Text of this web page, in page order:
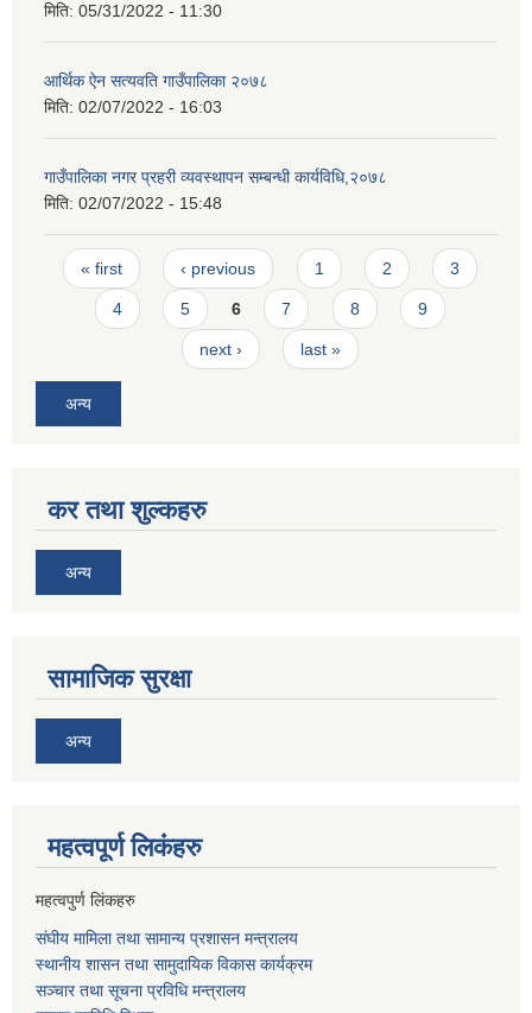
मिति: 05/31/2022 - 11:30
आर्थिक ऐन सत्यवति गाउँपालिका २०७८
मिति: 02/07/2022 - 16:03
गाउँपालिका नगर प्रहरी व्यवस्थापन सम्बन्धी कार्यविधि,२०७८
मिति: 02/07/2022 - 15:48
Pages
« first ‹ previous 1 2 3
4 5 6 7 8 9
next › last »
अन्य
कर तथा शुल्कहरु
अन्य
सामाजिक सुरक्षा
अन्य
महत्वपूर्ण लि‌कंंहरु
महत्वपुर्ण लिंकहरु
संघीय मामिला तथा सामान्य प्रशासन मन्त्रालय
स्थानीय शासन तथा सामुदायिक विकास कार्यक्रम
सञ्चार तथा सूचना प्रविधि मन्त्रालय